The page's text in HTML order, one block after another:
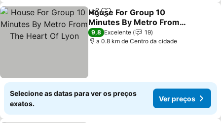
PartilharAdicionar aos favoritos
House For Group 10
Minutes By Metro From
The Heart Of Lyon
9,8 Excelente
19
a 0.8 km de Centro da cidade
Selecione as datas para ver os preços
exatos.
Ver preços